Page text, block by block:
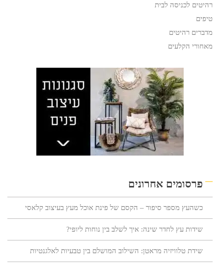
רהיטים לכניסה לבית
טיפים
מדברים רהיטים
מאחורי הקלעים
פרסומים אחרונים
כשהעץ מספר סיפור – הקסם של פינת אוכל מעץ בעיצוב קלאסי
שידות עץ לחדר שינה: איך לשלב בין נוחות ליופי?
שידת טלוויזיה מראטן: השילוב המושלם בין טבעיות לאלגנטיות